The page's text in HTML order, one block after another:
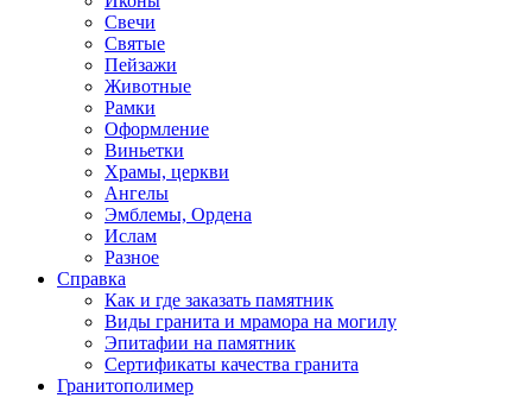
Свечи
Святые
Пейзажи
Животные
Рамки
Оформление
Виньетки
Храмы, церкви
Ангелы
Эмблемы, Ордена
Ислам
Разное
Справка
Как и где заказать памятник
Виды гранита и мрамора на могилу
Эпитафии на памятник
Сертификаты качества гранита
Гранитополимер